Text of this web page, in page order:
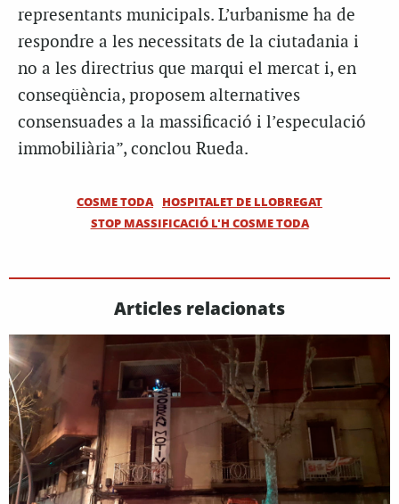
representants municipals. L’urbanisme ha de
respondre a les necessitats de la ciutadania i
no a les directrius que marqui el mercat i, en
conseqüència, proposem alternatives
consensuades a la massificació i l’especulació
immobiliària”, conclou Rueda.
COSME TODA
HOSPITALET DE LLOBREGAT
STOP MASSIFICACIÓ L'H COSME TODA
Articles relacionats